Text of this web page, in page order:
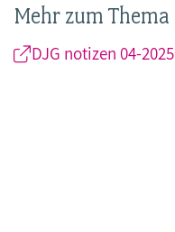
Mehr zum Thema
DJG notizen 04-2025